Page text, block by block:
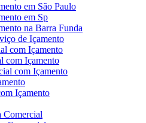
em São Paulo
em Sp
na Barra Funda
de Içamento
com Içamento
com Içamento
com Içamento
Içamento
Comercial